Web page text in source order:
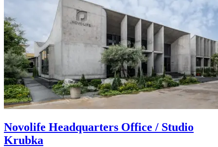
Novolife Headquarters Office / Studio
Krubka